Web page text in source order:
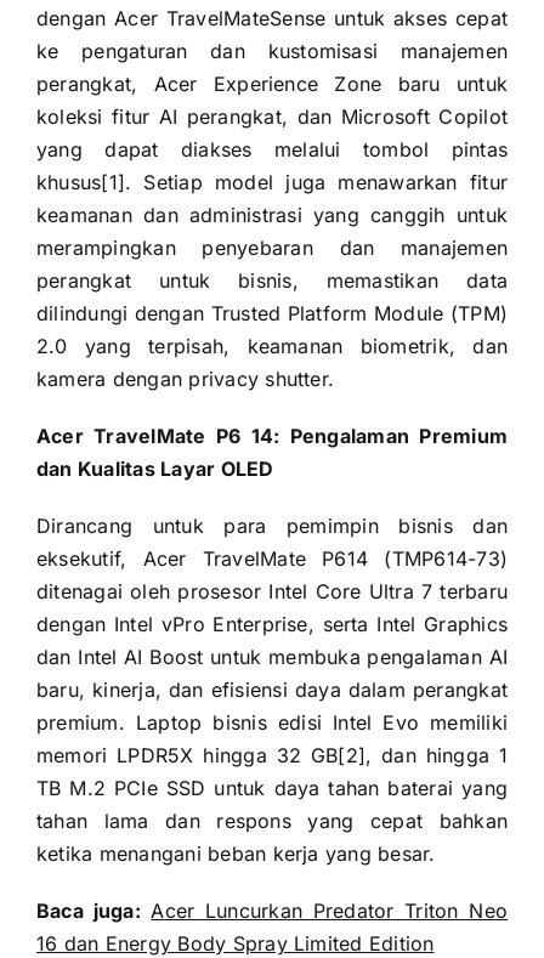
dengan Acer TravelMateSense untuk akses cepat
ke pengaturan dan kustomisasi manajemen
perangkat, Acer Experience Zone baru untuk
koleksi fitur AI perangkat, dan Microsoft Copilot
yang dapat diakses melalui tombol pintas
khusus[1]. Setiap model juga menawarkan fitur
keamanan dan administrasi yang canggih untuk
merampingkan penyebaran dan manajemen
perangkat untuk bisnis, memastikan data
dilindungi dengan Trusted Platform Module (TPM)
2.0 yang terpisah, keamanan biometrik, dan
kamera dengan privacy shutter.
Acer TravelMate P6 14: Pengalaman Premium
dan Kualitas Layar OLED
Dirancang untuk para pemimpin bisnis dan
eksekutif, Acer TravelMate P614 (TMP614-73)
ditenagai oleh prosesor Intel Core Ultra 7 terbaru
dengan Intel vPro Enterprise, serta Intel Graphics
dan Intel AI Boost untuk membuka pengalaman AI
baru, kinerja, dan efisiensi daya dalam perangkat
premium. Laptop bisnis edisi Intel Evo memiliki
memori LPDR5X hingga 32 GB[2], dan hingga 1
TB M.2 PCIe SSD untuk daya tahan baterai yang
tahan lama dan respons yang cepat bahkan
ketika menangani beban kerja yang besar.
Baca juga: Acer Luncurkan Predator Triton Neo
16 dan Energy Body Spray Limited Edition